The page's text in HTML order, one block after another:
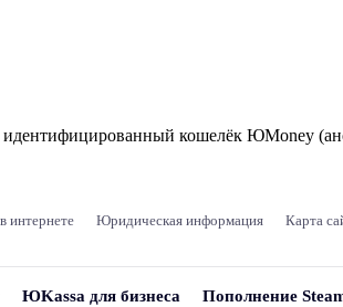
идентифицированный кошелёк ЮMoney
интернете Юридическая информация Карта
ЮKassa для бизнеса Пополнение